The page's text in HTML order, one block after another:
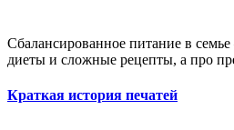
Сбалансированное питание в
диеты и сложные рецепты, а про
Краткая история печатей